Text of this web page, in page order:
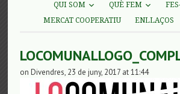
QUI SOM QUÈ FEM
MERCAT COOPERATIU
ENLLAÇOS
on Divendres, 23 de juny, 2017 at 11:44